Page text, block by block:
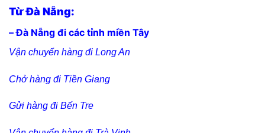
Từ Đà Nẵng:
– Đà Nẵng đi các tỉnh miền Tây
Vận chuyển hàng đi Long An
Chở hàng đi Tiền Giang
Gửi hàng đi Bến Tre